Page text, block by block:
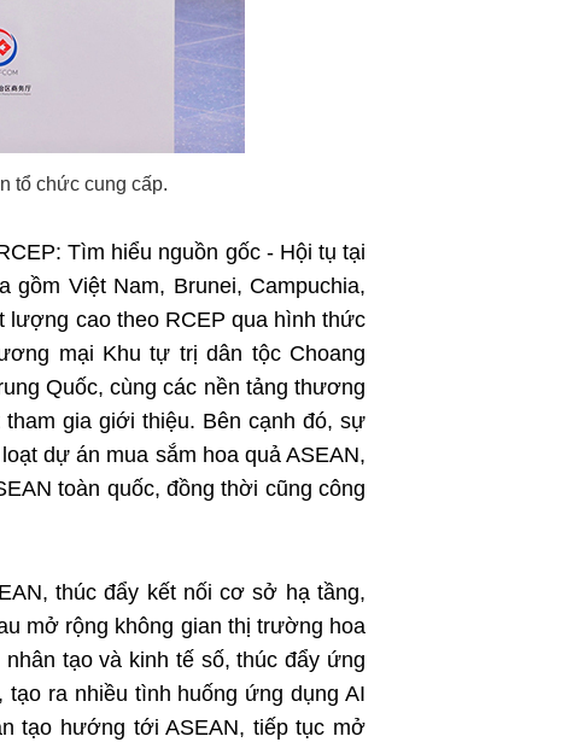
tổ chức cung cấp.
Tìm hiểu nguồn gốc - Hội tụ tại
gồm Việt Nam, Brunei, Campuchia,
lượng cao theo RCEP qua hình thức
mại Khu tự trị dân tộc Choang
Quốc, cùng các nền tảng thương
gia giới thiệu. Bên cạnh đó, sự
dự án mua sắm hoa quả ASEAN,
toàn quốc, đồng thời cũng công
thúc đẩy kết nối cơ sở hạ tầng,
mở rộng không gian thị trường hoa
tạo và kinh tế số, thúc đẩy ứng
ra nhiều tình huống ứng dụng AI
tạo hướng tới ASEAN, tiếp tục mở